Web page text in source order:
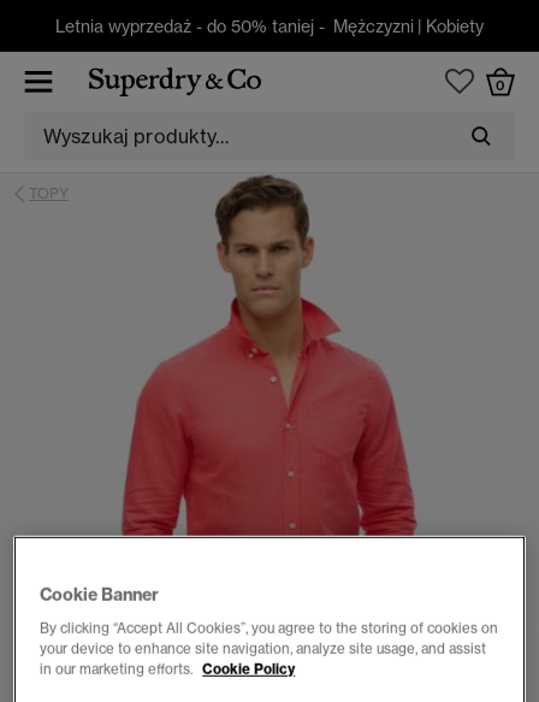
Letnia wyprzedaż - do 50% taniej - Mężczyzni | Kobiety
0
TOPY
Cookie Banner
By clicking “Accept All Cookies”, you agree to the storing of cookies on
your device to enhance site navigation, analyze site usage, and assist
in our marketing efforts. Cookie Policy